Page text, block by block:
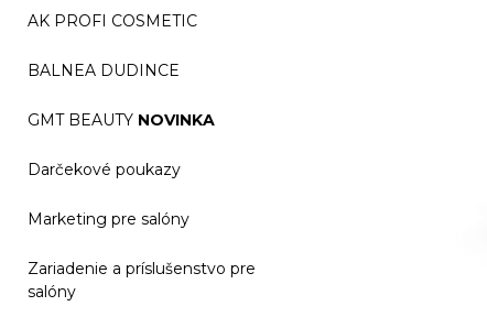
AK PROFI COSMETIC
BALNEA DUDINCE
GMT BEAUTY NOVINKA
Darčekové poukazy
Marketing pre salóny
Zariadenie a príslušenstvo pre
salóny